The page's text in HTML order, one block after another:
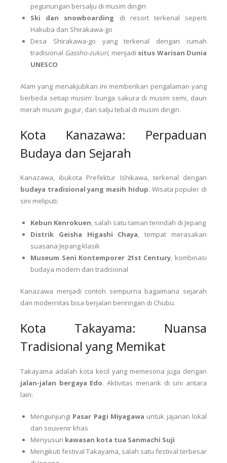
pegunungan bersalju di musim dingin
Ski dan snowboarding di resort terkenal seperti
Hakuba dan Shirakawa-go
Desa Shirakawa-go yang terkenal dengan rumah
tradisional Gassho-zukuri, menjadi situs Warisan Dunia
UNESCO
Alam yang menakjubkan ini memberikan pengalaman yang
berbeda setiap musim: bunga sakura di musim semi, daun
merah musim gugur, dan salju tebal di musim dingin.
Kota Kanazawa: Perpaduan
Budaya dan Sejarah
Kanazawa, ibukota Prefektur Ishikawa, terkenal dengan
budaya tradisional yang masih hidup. Wisata populer di
sini meliputi:
Kebun Kenrokuen, salah satu taman terindah di Jepang
Distrik Geisha Higashi Chaya, tempat merasakan
suasana Jepang klasik
Museum Seni Kontemporer 21st Century, kombinasi
budaya modern dan tradisional
Kanazawa menjadi contoh sempurna bagaimana sejarah
dan modernitas bisa berjalan beriringan di Chubu.
Kota Takayama: Nuansa
Tradisional yang Memikat
Takayama adalah kota kecil yang memesona juga dengan
jalan-jalan bergaya Edo. Aktivitas menarik di sini antara
lain:
Mengunjungi Pasar Pagi Miyagawa untuk jajanan lokal
dan souvenir khas
Menyusuri kawasan kota tua Sanmachi Suji
Mengikuti festival Takayama, salah satu festival terbesar